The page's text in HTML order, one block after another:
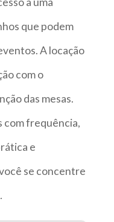
que podem
A locação
com o
das mesas.
com frequência,
e
se concentre